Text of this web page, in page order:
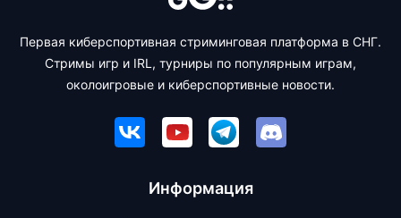
Первая киберспортивная стриминговая платформа в СНГ.
Стримы игр и IRL, турниры по популярным играм,
околоигровые и киберспортивные новости.
Информация